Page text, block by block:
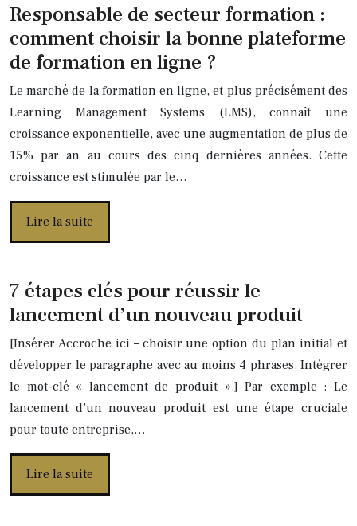
Responsable de secteur formation :
comment choisir la bonne plateforme
de formation en ligne ?
Le marché de la formation en ligne, et plus précisément des
Learning Management Systems (LMS), connaît une
croissance exponentielle, avec une augmentation de plus de
15% par an au cours des cinq dernières années. Cette
croissance est stimulée par le…
Lire la suite
7 étapes clés pour réussir le
lancement d’un nouveau produit
[Insérer Accroche ici – choisir une option du plan initial et
développer le paragraphe avec au moins 4 phrases. Intégrer
le mot-clé « lancement de produit ».] Par exemple : Le
lancement d’un nouveau produit est une étape cruciale
pour toute entreprise,…
Lire la suite